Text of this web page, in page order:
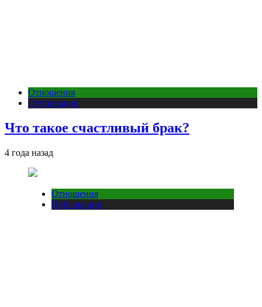
Отношения
Публикации
Что такое счастливый брак?
4 года назад
Отношения
Публикации